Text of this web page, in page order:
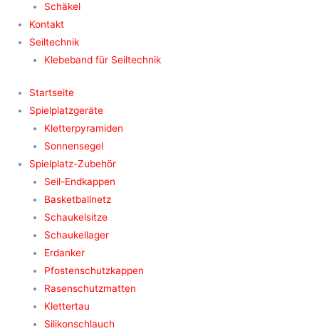
Schäkel
Kontakt
Seiltechnik
Klebeband für Seiltechnik
Startseite
Spielplatzgeräte
Kletterpyramiden
Sonnensegel
Spielplatz-Zubehör
Seil-Endkappen
Basketballnetz
Schaukelsitze
Schaukellager
Erdanker
Pfostenschutzkappen
Rasenschutzmatten
Klettertau
Silikonschlauch